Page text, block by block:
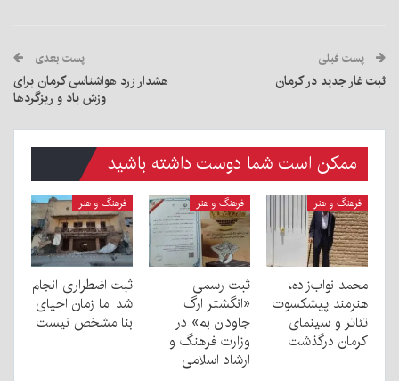
پست قبلی
ثبت غار جدید در کرمان
پست بعدی
هشدار زرد هواشناسی کرمان برای
وزش باد و ریزگردها
ممکن است شما دوست داشته باشید
فرهنگ و هنر
محمد نواب‌زاده،
هنرمند پیشکسوت
تئاتر و سینمای
کرمان درگذشت
فرهنگ و هنر
ثبت رسمی
«انگشتر ارگ
جاودان بم» در
وزارت فرهنگ و
ارشاد اسلامی
فرهنگ و هنر
ثبت اضطراری انجام
شد اما زمان احیای
بنا مشخص نیست